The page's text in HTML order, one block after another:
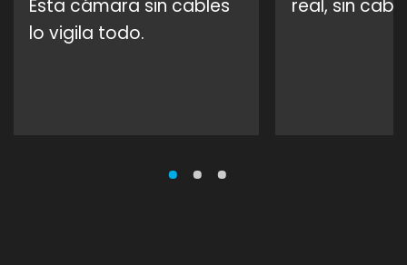
Esta cámara sin cables
lo vigila todo.
real, sin